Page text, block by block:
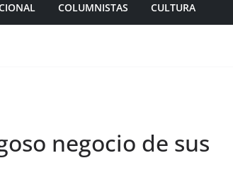
COLUMNISTAS CULTURA
negocio de sus